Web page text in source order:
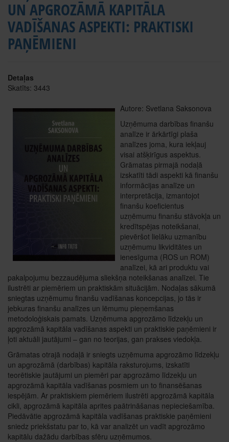
UN APGROZĀMĀ KAPITĀLA
VADĪŠANAS ASPEKTI: PRAKTISKI
PAŅĒMIENI
Detaļas
Skatīts: 3443
Autore: Svetlana Saksonova
Uzņēmuma darbības finanšu
analīze ir ārkārtīgi plaša
analīzes joma, kura iekļauj
visai atšķirīgus aspektus.
Grāmatas pirmajā nodaļā
izskatīti tādi aspekti kā finanšu
informācijas analīze un
interpretācija, izmantojot
finanšu koeficientus
uzņēmumu finanšu stāvokļa un
kredītspējas noteikšanai,
pievēršot lielāku uzmanību
uzņēmumu likviditātes un
ienesīguma (ROS un ROM)
analīzei, kā ari produktu vai
pakalpojumu bezzaudējuma sliekšņa noteikšanas analīzei. Tie
ilustrēti ar piemēriem un praktiskām situācijām. Nodaļas sākumā
sniegtas uzņēmumu finanšu vadīšanas koncepcijas, jo tās ir
jebkuras finanšu analīzes un lēmumu pieņemšanas
metodoloģiskais pamats. Uzņēmuma apgrozāmo līdzekļu un
apgrozāmā kapitāla vadīšanas aspekti un praktiskie paņēmieni ir
ļoti aktuāli jautājumi – gan no teorijas, gan prakses viedokļa.
Grāmatas otrajā nodaļā ir sniegts uzņēmuma apgrozāmo līdzekļu
un apgrozāmā (darbības) kapitāla raksturojums, izskatīti
teorētiskie jautājumi un piemēri par apgrozāmo līdzekļu un
apgrozāmā kapitāla vadīšanas posmiem un to finansēšanas
iespējām. Ar praktiskiem piemēriem ilustrēti apgrozāmā kapitāla
cikli, apgrozāmā kapitāla aprites paātrināšanas nepieciešamība.
Piedāvātie apgrozāmā kapitāla vadīšanas praktiskie paņēmieni
sniedz priekšstatu par to, kā var analizēt un vadīt apgrozāmo
kapitālu dažādu darbības sfēru uzņēmumos.